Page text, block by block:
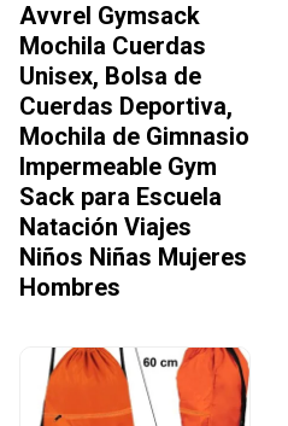
Avvrel Gymsack
Mochila Cuerdas
Unisex, Bolsa de
Cuerdas Deportiva,
Mochila de Gimnasio
Impermeable Gym
Sack para Escuela
Natación Viajes
Niños Niñas Mujeres
Hombres